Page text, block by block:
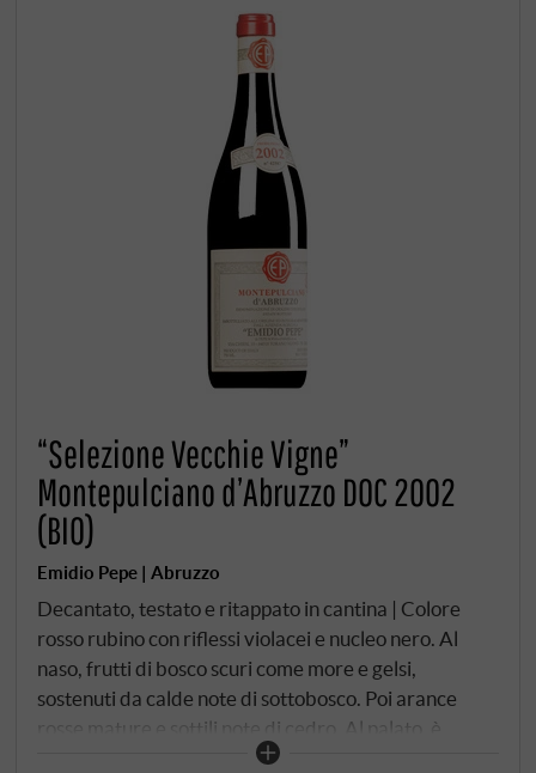
“Selezione Vecchie Vigne”
Montepulciano d’Abruzzo DOC 2002
(BIO)
Emidio Pepe | Abruzzo
Decantato, testato e ritappato in cantina | Colore
rosso rubino con riflessi violacei e nucleo nero. Al
naso, frutti di bosco scuri come more e gelsi,
sostenuti da calde note di sottobosco. Poi arance
rosse mature e sottili note di cedro. Al palato, è
definito da aromi di liquirizia, i tannini sono affiatati e